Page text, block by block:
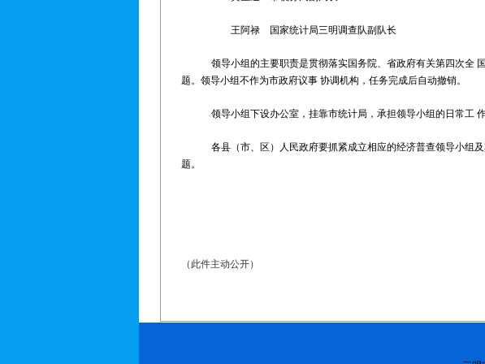
王阿禄 国家统计局三明调查队副队长
领导小组的主要职责是贯彻落实国务院、省政府有关第四次全
题。领导小组不作为市政府议事 协调机构，任务完成后自动撤销
领导小组下设办公室，挂靠市统计局，承担领导小组的日常
各县（市、区）人民政府要抓紧成立相应的经济普查领导小组
题。
（此件主动公开）